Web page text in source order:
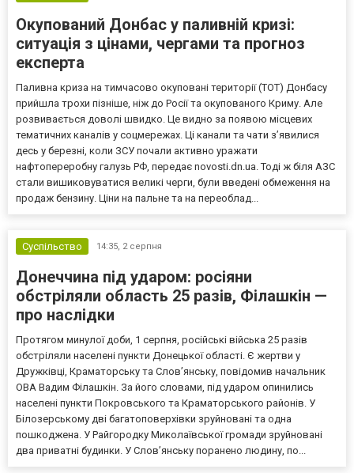
Окупований Донбас у паливній кризі:
ситуація з цінами, чергами та прогноз
експерта
Паливна криза на тимчасово окуповані території (ТОТ) Донбасу
прийшла трохи пізніше, ніж до Росії та окупованого Криму. Але
розвивається доволі швидко. Це видно за появою місцевих
тематичних каналів у соцмережах. Ці канали та чати з’явилися
десь у березні, коли ЗСУ почали активно уражати
нафтопереробну галузь РФ, передає novosti.dn.ua. Тоді ж біля АЗС
стали вишиковуватися великі черги, були введені обмеження на
продаж бензину. Ціни на пальне та на переоблад...
Суспільство 14:35, 2 серпня
Донеччина під ударом: росіяни
обстріляли область 25 разів, Філашкін —
про наслідки
Протягом минулої доби, 1 серпня, російські війська 25 разів
обстріляли населені пункти Донецької області. Є жертви у
Дружківці, Краматорську та Слов’янську, повідомив начальник
ОВА Вадим Філашкін. За його словами, під ударом опинились
населені пункти Покровського та Краматорського районів. У
Білозерському дві багатоповерхівки зруйновані та одна
пошкоджена. У Райгородку Миколаївської громади зруйновані
два приватні будинки. У Слов’янську поранено людину, по...